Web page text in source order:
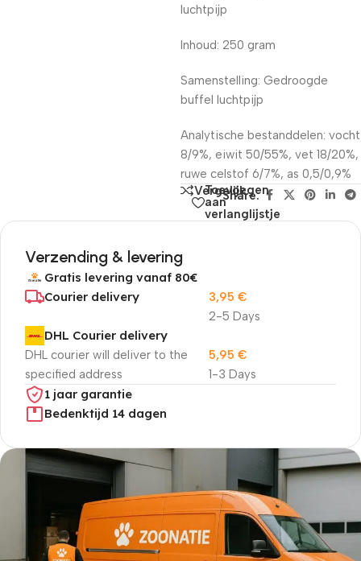
luchtpijp
Inhoud: 250 gram
Samenstelling: Gedroogde
buffel luchtpijp
Analytische bestanddelen: vocht
8/9%, eiwit 50/55%, vet 18/20%,
ruwe celstof 6/7%, as 0,5/0,9%
Vergelijk
Toevoegen
aan
verlanglijstje
Share:
Verzending & levering
Gratis levering vanaf 80€
Courier delivery
2-5 Days
3,95 €
DHL Courier delivery
DHL courier will deliver to the
specified address
1-3 Days
5,95 €
1 jaar garantie
Bedenktijd 14 dagen